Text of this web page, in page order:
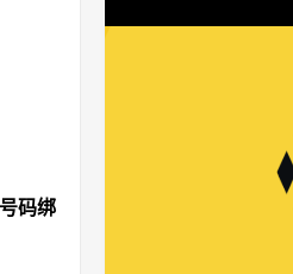
码绑